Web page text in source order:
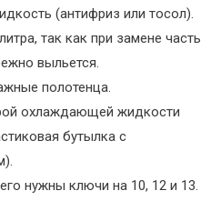
(антифриз или тосол).
так как при замене часть
выльется.
полотенца.
охлаждающей жидкости
бутылка с
нужны ключи на 10, 12 и 13.